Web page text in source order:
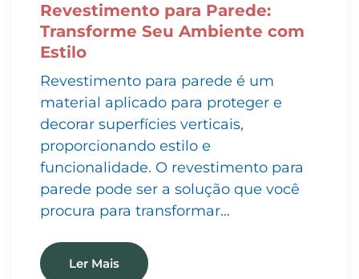
Revestimento para Parede:
Transforme Seu Ambiente com
Estilo
Revestimento para parede é um
material aplicado para proteger e
decorar superfícies verticais,
proporcionando estilo e
funcionalidade. O revestimento para
parede pode ser a solução que você
procura para transformar…
Ler Mais